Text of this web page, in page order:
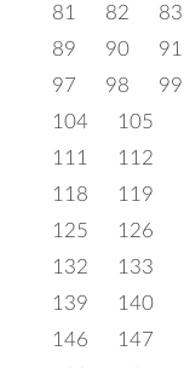
81
82 83
89
90 91
97
98 99
104
105
111
112
118
119
125
126
132
133
139
140
146
147